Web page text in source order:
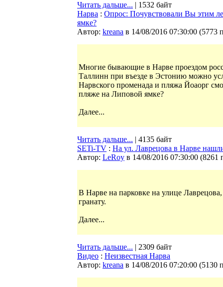
Читать дальше... | 1532 байт
Нарва : Опрос: Почувствовали Вы этим
ямке?
Автор: kreana в 14/08/2016 07:30:00 (5773
Многие бывающие в Нарве проездом
Таллинн при въезде в Эстонию можно
Нарвского променада и пляжа Йоаорг
пляже на Липовой ямке?
Далее...
Читать дальше... | 4135 байт
SETi-TV : На ул. Лаврецова в Нарве
Автор: LeRoy в 14/08/2016 07:30:00 (8261
В Нарве на парковке на улице
гранату.
Далее...
Читать дальше... | 2309 байт
Видео : Неизвестная Нарва
Автор: kreana в 14/08/2016 07:20:00 (5130